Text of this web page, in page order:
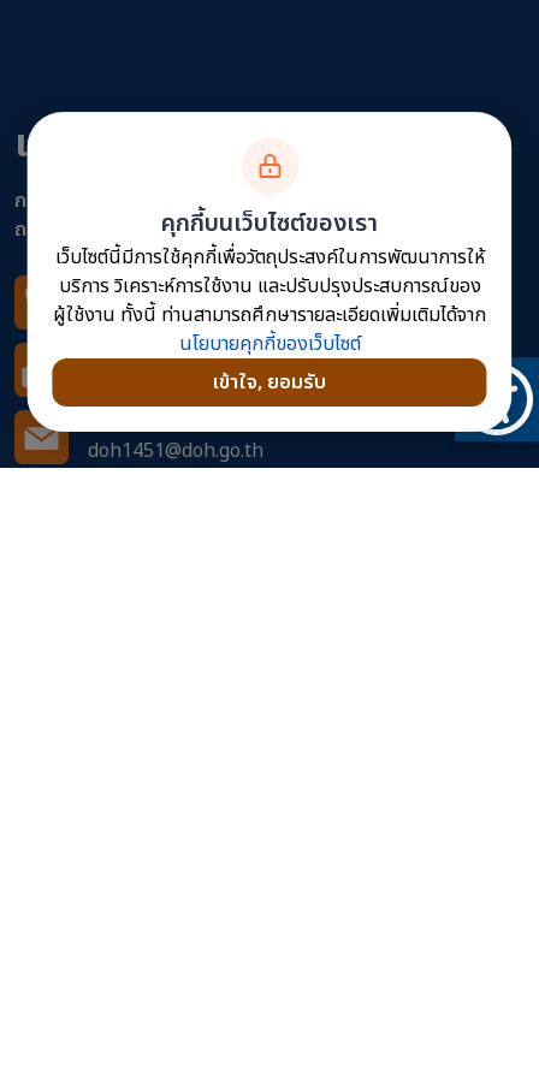
คุกกี้บนเว็บไซต์ของเรา
เว็บไซต์นี้มีการใช้คุกกี้เพื่อวัตถุประสงค์ในการพัฒนาการให้
บริการ วิเคราะห์การใช้งาน และปรับปรุงประสบการณ์ของ
ผู้ใช้งาน ทั้งนี้ ท่านสามารถศึกษารายละเอียดเพิ่มเติมได้จาก
นโยบายคุกกี้ของเว็บไซต์
เข้าใจ, ยอมรับ
แขวงทางหลวงภูเก็ต
กรมทางหลวง
ถนนนริศร ตำบลตลาดใหญ่ อำเภอเมือง จังหวัดภูเก็ต 83000
โทรศัพท์
0 7621 2179
โทรสาร
doh1451@doh.go.th